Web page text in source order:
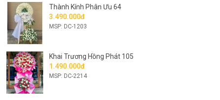
Thành Kính Phân Ưu 64
3.490.000đ
MSP: DC-1203
Khai Trương Hồng Phát 105
1.490.000đ
MSP: DC-2214